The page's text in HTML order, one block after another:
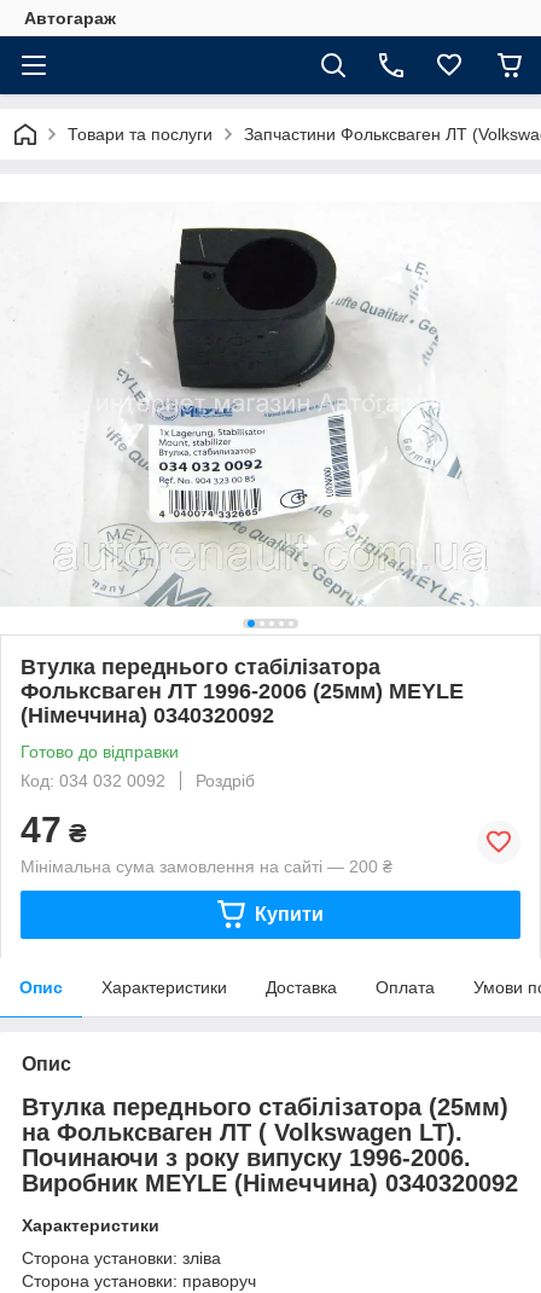
Автогараж
Товари та послуги Запчастини Фольксваген ЛТ
Втулка переднього стабілізатора
Фольксваген ЛТ 1996-2006 (25мм) MEYLE
(Німеччина) 0340320092
Готово до відправки
Код: 034 032 0092
Роздріб
47 ₴
Мінімальна сума замовлення на сайті — 200 ₴
Купити
Опис Характеристики Доставка Оплата Умови
Опис
Втулка переднього стабілізатора (25мм)
на Фольксваген ЛТ ( Volkswagen LT).
Починаючи з року випуску 1996-2006.
Виробник MEYLE (Німеччина) 0340320092
Характеристики
Сторона установки: зліва
Сторона установки: праворуч